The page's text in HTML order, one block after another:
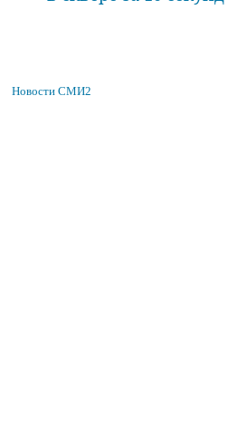
Новости СМИ2